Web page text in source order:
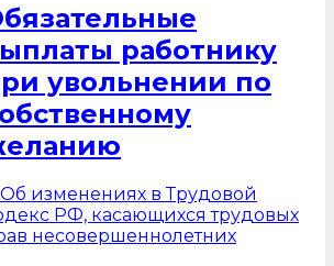
работнику
увольнении по